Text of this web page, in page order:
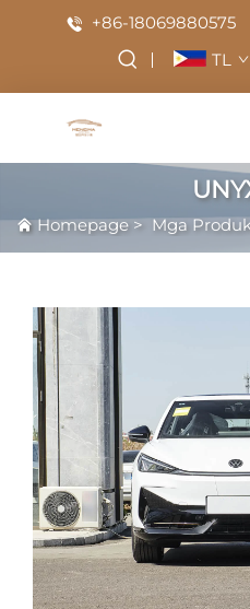
+86-18069880575
TL
Homepage> Mga